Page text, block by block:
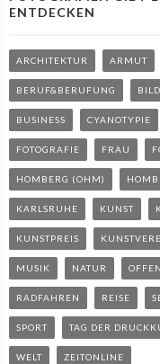
ENTDECKEN
ARCHITEKTUR ARMUT
BERUF&BERUFUNG
BUSINESS CYANOTYPIE
FOTOGRAFIE FRAU
HOMBERG (OHM)
KARLSRUHE KUNST
KUNSTPREIS
MUSIK NATUR
RADFAHREN REISE
SPORT TAG DER
WELT ZEITONLINE